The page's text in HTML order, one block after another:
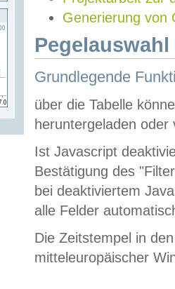
Generierung von
Grundlegende
über die Tabelle
heruntergeladen oder
Ist Javascript
Bestätigung des
bei deaktiviertem
alle Felder
Die Zeitstempel in
mitteleuropäischer